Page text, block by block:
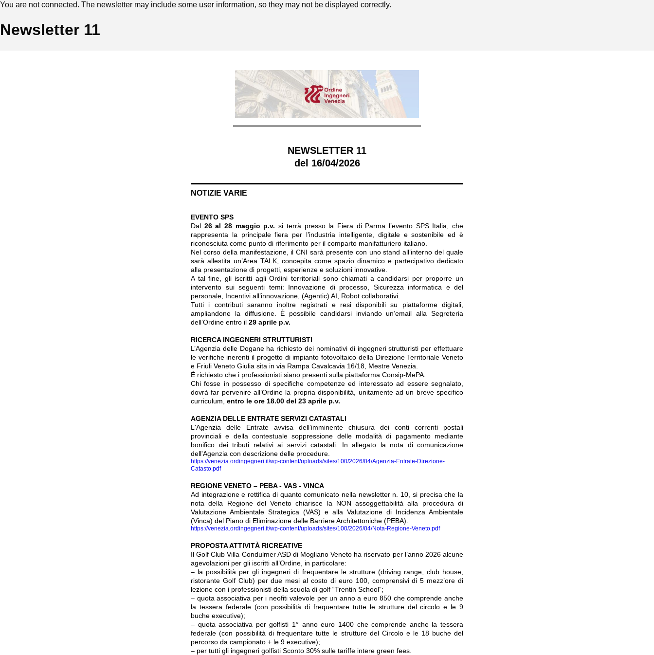
You are not connected. The newsletter may include some user information, so they may not be displayed correctly.
Newsletter 11
NEWSLETTER 11
del 16/04/2026
NOTIZIE VARIE
EVENTO SPS
Dal 26 al 28 maggio p.v. si terrà presso la Fiera di Parma l’evento SPS Italia, che
rappresenta la principale fiera per l’industria intelligente, digitale e sostenibile ed è
riconosciuta come punto di riferimento per il comparto manifatturiero italiano.
Nel corso della manifestazione, il CNI sarà presente con uno stand all’interno del quale
sarà allestita un’Area TALK, concepita come spazio dinamico e partecipativo dedicato
alla presentazione di progetti, esperienze e soluzioni innovative.
A tal fine, gli iscritti agli Ordini territoriali sono chiamati a candidarsi per proporre un
intervento sui seguenti temi: Innovazione di processo, Sicurezza informatica e del
personale, Incentivi all’innovazione, (Agentic) AI, Robot collaborativi.
Tutti i contributi saranno inoltre registrati e resi disponibili su piattaforme digitali,
ampliandone la diffusione. È possibile candidarsi inviando un’email alla Segreteria
dell’Ordine entro il 29 aprile p.v.
RICERCA INGEGNERI STRUTTURISTI
L’Agenzia delle Dogane ha richiesto dei nominativi di ingegneri strutturisti per effettuare
le verifiche inerenti il progetto di impianto fotovoltaico della Direzione Territoriale Veneto
e Friuli Veneto Giulia sita in via Rampa Cavalcavia 16/18, Mestre Venezia.
È richiesto che i professionisti siano presenti sulla piattaforma Consip-MePA.
Chi fosse in possesso di specifiche competenze ed interessato ad essere segnalato,
dovrà far pervenire all’Ordine la propria disponibilità, unitamente ad un breve specifico
curriculum, entro le ore 18.00 del 23 aprile p.v.
AGENZIA DELLE ENTRATE SERVIZI CATASTALI
L'Agenzia delle Entrate avvisa dell’imminente chiusura dei conti correnti postali
provinciali e della contestuale soppressione delle modalità di pagamento mediante
bonifico dei tributi relativi ai servizi catastali. In allegato la nota di comunicazione
dell'Agenzia con descrizione delle procedure.
https://venezia.ordingegneri.it/wp-content/uploads/sites/100/2026/04/Agenzia-Entrate-Direzione-
Catasto.pdf
REGIONE VENETO – PEBA - VAS - VINCA
Ad integrazione e rettifica di quanto comunicato nella newsletter n. 10, si precisa che la
nota della Regione del Veneto chiarisce la NON assoggettabilità alla procedura di
Valutazione Ambientale Strategica (VAS) e alla Valutazione di Incidenza Ambientale
(Vinca) del Piano di Eliminazione delle Barriere Architettoniche (PEBA).
https://venezia.ordingegneri.it/wp-content/uploads/sites/100/2026/04/Nota-Regione-Veneto.pdf
PROPOSTA ATTIVITÀ RICREATIVE
Il Golf Club Villa Condulmer ASD di Mogliano Veneto ha riservato per l’anno 2026 alcune
agevolazioni per gli iscritti all’Ordine, in particolare:
– la possibilità per gli ingegneri di frequentare le strutture (driving range, club house,
ristorante Golf Club) per due mesi al costo di euro 100, comprensivi di 5 mezz’ore di
lezione con i professionisti della scuola di golf “Trentin School”;
– quota associativa per i neofiti valevole per un anno a euro 850 che comprende anche
la tessera federale (con possibilità di frequentare tutte le strutture del circolo e le 9
buche executive);
– quota associativa per golfisti 1° anno euro 1400 che comprende anche la tessera
federale (con possibilità di frequentare tutte le strutture del Circolo e le 18 buche del
percorso da campionato + le 9 executive);
– per tutti gli ingegneri golfisti Sconto 30% sulle tariffe intere green fees.